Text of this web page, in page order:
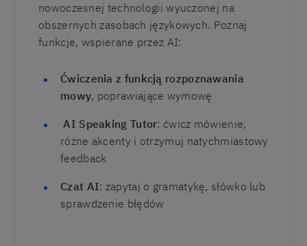
nowoczesnej technologii wyuczonej na
obszernych zasobach językowych. Poznaj
funkcje, wspierane przez AI:
Ćwiczenia z funkcją rozpoznawania
mowy, poprawiające wymowę
AI Speaking Tutor: ćwicz mówienie,
różne akcenty i otrzymuj natychmiastowy
feedback
Czat AI: zapytaj o gramatykę, słówko lub
sprawdzenie błędów